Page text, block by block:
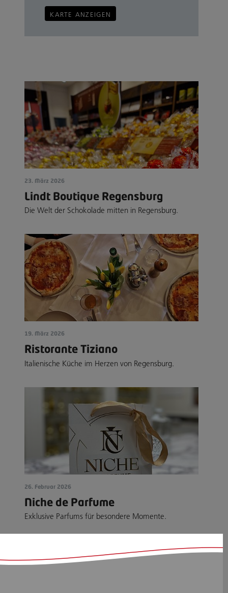
KARTE ANZEIGEN
23. März 2026
Lindt Boutique Regensburg
Die Welt der Schokolade mitten in Regensburg.
19. März 2026
Ristorante Tiziano
Italienische Küche im Herzen von Regensburg.
26. Februar 2026
Niche de Parfume
Exklusive Parfums für besondere Momente.